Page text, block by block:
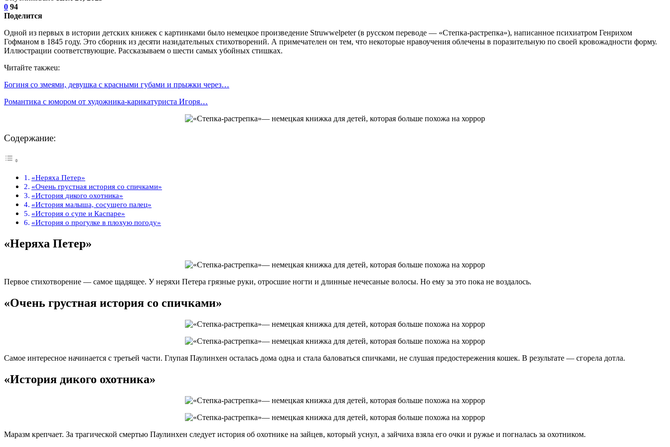
0 94
Поделится
Одной из первых в истории детских книжек с картинками было немецкое произведение Struwwelpeter (в русском переводе — «Степка-растрепка»), написанное психиатром Генрихом
Гофманом в 1845 году. Это сборник из десяти назидательных стихотворений. А примечателен он тем, что некоторые нравоучения облечены в поразительную по своей кровожадности форму.
Иллюстрации соответствующие. Рассказываем о шести самых убойных стишках.
Читайте такжеu:
Богиня со змеями, девушка с красными губами и прыжки через…
Романтика с юмором от художника-карикатуриста Игоря…
Содержание:
«Неряха Петер»
«Очень грустная история со спичками»
«История дикого охотника»
«История малыша, сосущего палец»
«История о супе и Каспаре»
«История о прогулке в плохую погоду»
«Неряха Петер»
Первое стихотворение — самое щадящее. У неряхи Петера грязные руки, отросшие ногти и длинные нечесаные волосы. Но ему за это пока не воздалось.
«Очень грустная история со спичками»
Самое интересное начинается с третьей части. Глупая Паулинхен осталась дома одна и стала баловаться спичками, не слушая предостережения кошек. В результате — сгорела дотла.
«История дикого охотника»
Маразм крепчает. За трагической смертью Паулинхен следует история об охотнике на зайцев, который уснул, а зайчиха взяла его очки и ружье и погналась за охотником.